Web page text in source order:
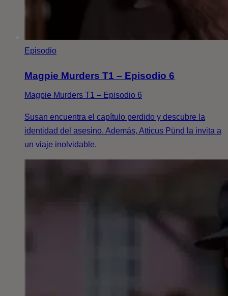
Episodio
Magpie Murders T1 – Episodio 6
Magpie Murders T1 – Episodio 6
Susan encuentra el capítulo perdido y descubre la
identidad del asesino. Además, Atticus Pünd la invita a
un viaje inolvidable.